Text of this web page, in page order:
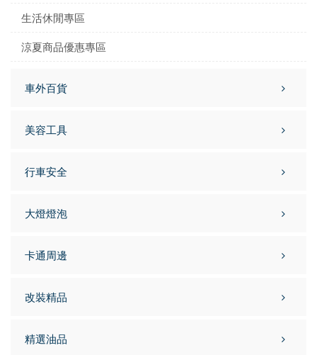
生活休閒專區
涼夏商品優惠專區
車外百貨
美容工具
行車安全
大燈燈泡
卡通周邊
改裝精品
精選油品